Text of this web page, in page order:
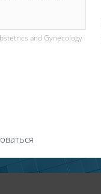
and Gynecology